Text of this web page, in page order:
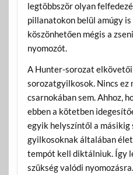
legtöbbször olyan
pillanatokon belül amúgy
köszönhetően mégis a
nyomozót.
A Hunter-sorozat
sorozatgyilkosok. Nincs ez
csarnokában sem. Ahhoz,
ebben a kötetben
egyik helyszíntől a másikig
gyilkosoknak általában
tempót kell diktálniuk. Így
szükség valódi